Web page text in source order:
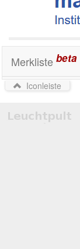
Merkliste beta
Iconleiste